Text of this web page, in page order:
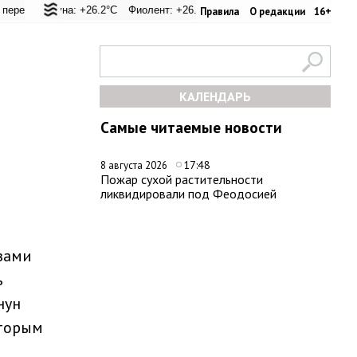
Правила О редакции 16+
+26.2°C Фиолент: +26.4°C Казачья бухта: +26.2°C Херсонес:
Евпатория: +31.4°C Керчь: +29.6°C Никитский сад: +29.8°C
КАЛЕНДАРЬ
Самые читаемые новости
8 августа 2026 17:48
Пожар сухой растительности
ликвидировали под Феодосией